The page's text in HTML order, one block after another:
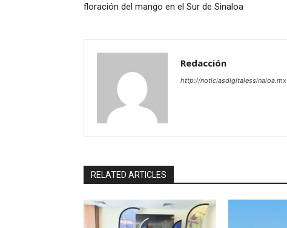
floración del mango en el Sur de Sinaloa
Redacción
http://noticiasdigitalessinaloa.mx
RELATED ARTICLES